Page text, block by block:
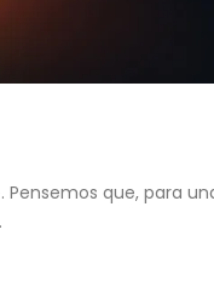
que, para